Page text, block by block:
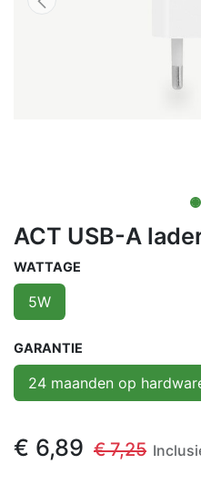
ACT USB-A
WATTAGE
5W
GARANTIE
24 maanden op
€ 6,89 €7,25